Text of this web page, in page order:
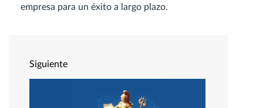
empresa para un éxito a largo plazo.
Siguiente